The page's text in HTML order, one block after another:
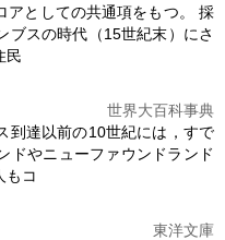
アとしての共通項をもつ。 採
ブスの時代（15世紀末）にさ
民
世界大百科事典
到達以前の10世紀には，すで
ドやニューファウンドランド
もコ
東洋文庫